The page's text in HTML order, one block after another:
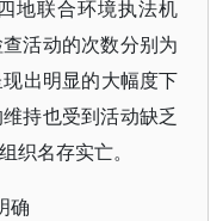
地联合环境执法机
活动的次数分别为
出明显的大幅度下
持也受到活动缺乏
织名存实亡。
确